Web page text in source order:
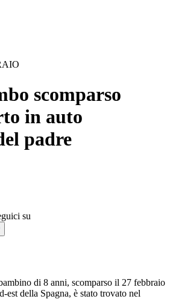
scomparso
in auto
padre
su
di 8 anni, scomparso il 27 febbraio
est della Spagna, è stato trovato nel